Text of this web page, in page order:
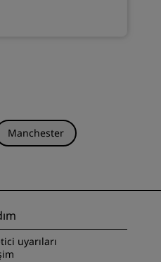
Manchester
uyarıları